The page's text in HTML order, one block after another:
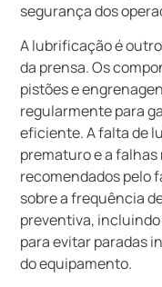
segurança dos
A lubrificação é
da prensa. Os
pistões e
regularmente para
eficiente. A falta de
prematuro e a
recomendados pelo
sobre a frequência
preventiva,
para evitar paradas
do equipamento.